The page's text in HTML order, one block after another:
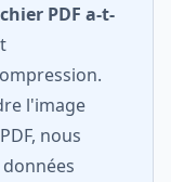
PDF a-t-
l'image
nous